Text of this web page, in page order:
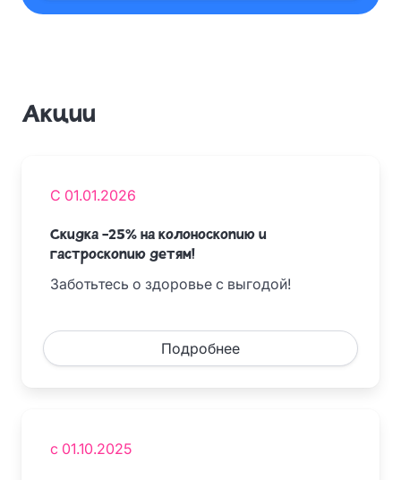
Акции
С 01.01.2026
Скидка -25% на колоноскопию и
гастроскопию детям!
Заботьтесь о здоровье с выгодой!
Подробнее
с 01.10.2025